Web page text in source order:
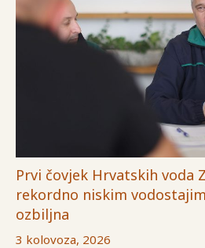
Prvi čovjek Hrvatskih voda
rekordno niskim
ozbiljna
3 kolovoza, 2026